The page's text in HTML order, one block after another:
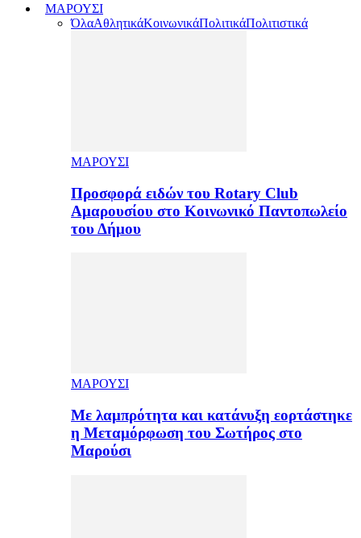
ΜΑΡΟΥΣΙ
ΌλαΑθλητικάΚοινωνικάΠολιτικάΠολιτιστικά
ΜΑΡΟΥΣΙ
Προσφορά ειδών του Rotary Club
Αμαρουσίου στο Κοινωνικό Παντοπωλείο
του Δήμου
ΜΑΡΟΥΣΙ
Με λαμπρότητα και κατάνυξη εορτάστηκε
η Μεταμόρφωση του Σωτήρος στο
Μαρούσι